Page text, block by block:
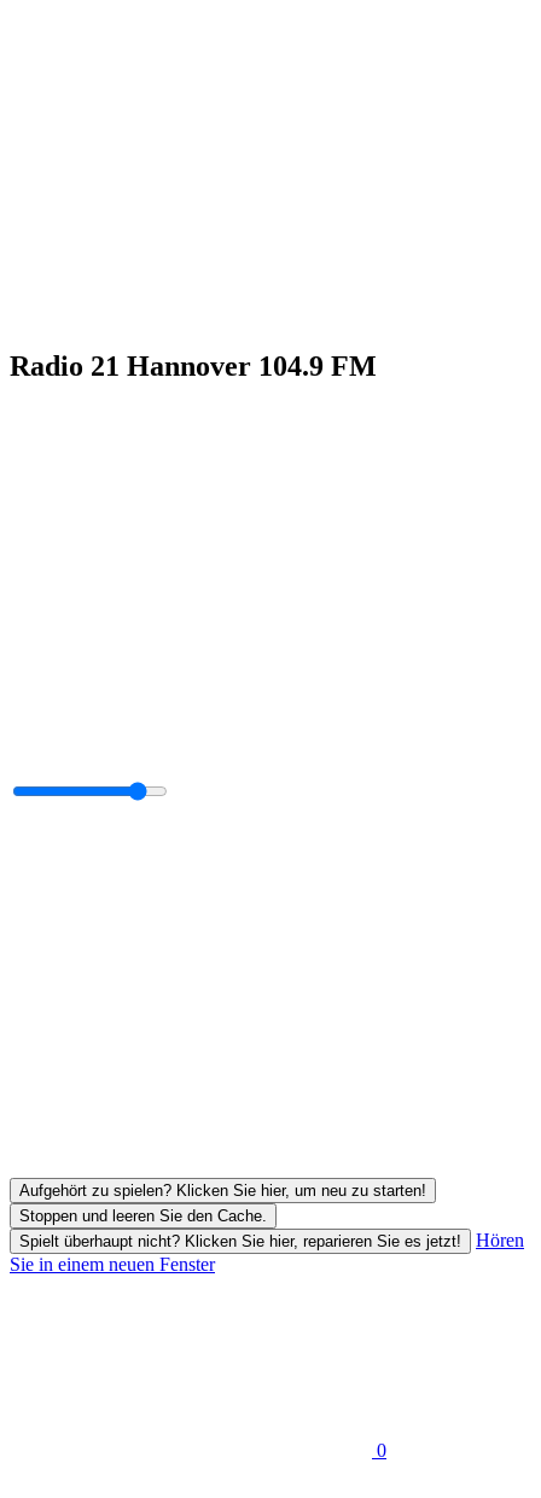
Radio 21 Hannover 104.9 FM
Aufgehört zu spielen? Klicken Sie hier, um neu zu starten!
Stoppen und leeren Sie den Cache.
Spielt überhaupt nicht? Klicken Sie hier, reparieren Sie es jetzt!
Hören
Sie in einem neuen Fenster
0